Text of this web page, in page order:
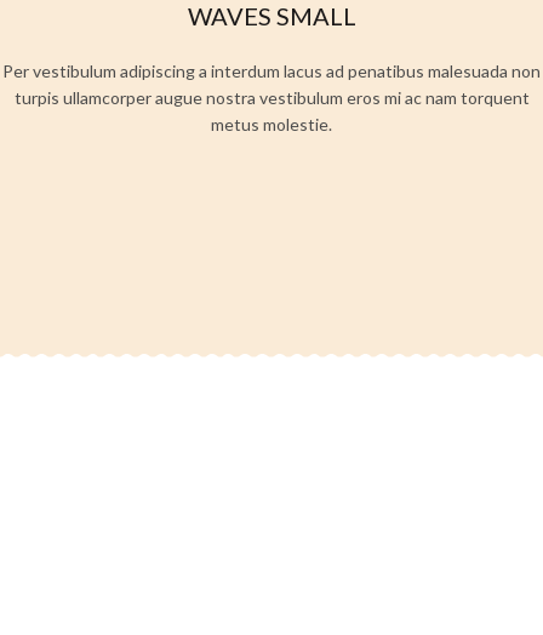
WAVES SMALL
Per vestibulum adipiscing a interdum lacus ad penatibus malesuada non
turpis ullamcorper augue nostra vestibulum eros mi ac nam torquent
metus molestie.